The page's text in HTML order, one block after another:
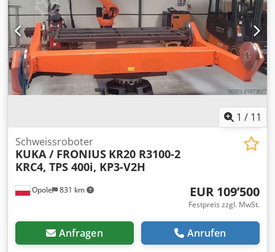
Crsdpfx Ahjyuin Sj Tjf
1 / 11
Opole 831 km
Schweissroboter
KUKA / FRONIUS KR20 R3100-2
KRC4, TPS 400i, KP3-V2H
EUR 109’500
Festpreis zzgl. MwSt.
Anfragen Anrufen